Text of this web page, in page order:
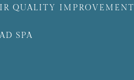
QUALITY IMPROVEMENT
SPA